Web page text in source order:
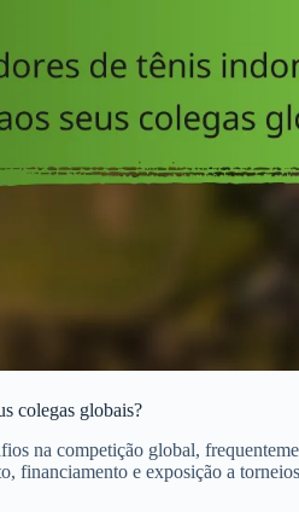
colegas globais?
na competição global,
financiamento e exposição a